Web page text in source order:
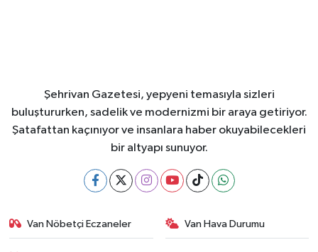
Şehrivan Gazetesi, yepyeni temasıyla sizleri
buluştururken, sadelik ve modernizmi bir araya getiriyor.
Şatafattan kaçınıyor ve insanlara haber okuyabilecekleri
bir altyapı sunuyor.
Van Nöbetçi Eczaneler Van Hava Durumu